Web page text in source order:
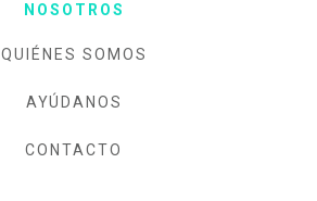
NOSOTROS
QUIÉNES SOMOS
AYÚDANOS
CONTACTO